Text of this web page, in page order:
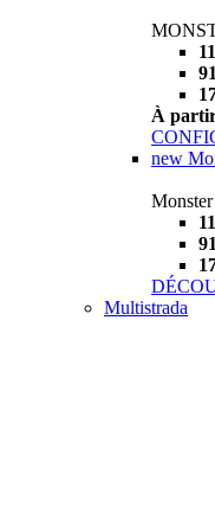
À
new
Multistrada